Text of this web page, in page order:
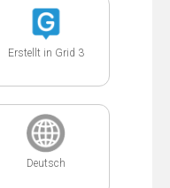
Erstellt in Grid 3
Deutsch